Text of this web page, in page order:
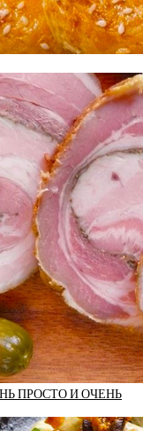
ПРОСТО И ОЧЕНЬ